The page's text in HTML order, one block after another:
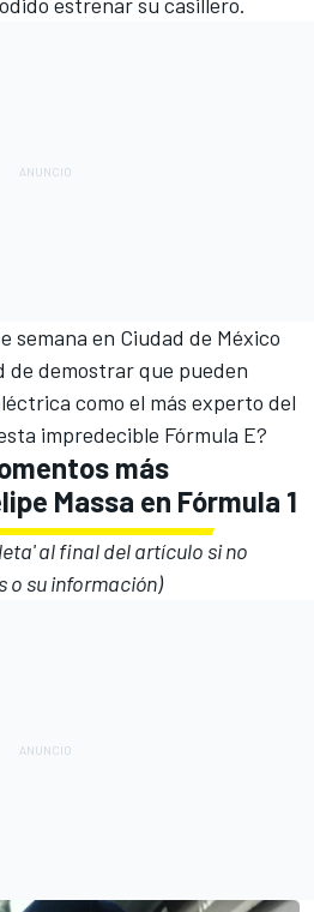
semana en Ciudad de México
de demostrar que pueden
como el más experto del
impredecible Fórmula E?
más
Massa en Fórmula 1
al final del artículo si no
o su información)